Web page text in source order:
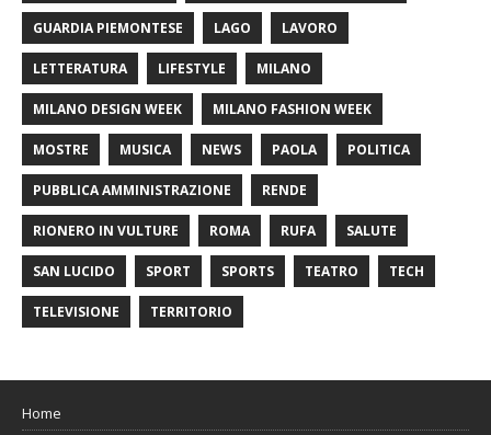
GUARDIA PIEMONTESE LAGO LAVORO
LETTERATURA LIFESTYLE MILANO
MILANO DESIGN WEEK MILANO FASHION WEEK
MOSTRE MUSICA NEWS PAOLA POLITICA
PUBBLICA AMMINISTRAZIONE RENDE
RIONERO IN VULTURE ROMA RUFA SALUTE
SAN LUCIDO SPORT SPORTS TEATRO TECH
TELEVISIONE TERRITORIO
Home